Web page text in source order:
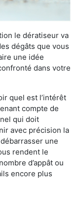
le dératiseur va
dégâts que vous
une idée
dans votre
quel est l’intérêt
compte de
qui doit
avec précision la
une
rendent le
d’appât ou
encore plus